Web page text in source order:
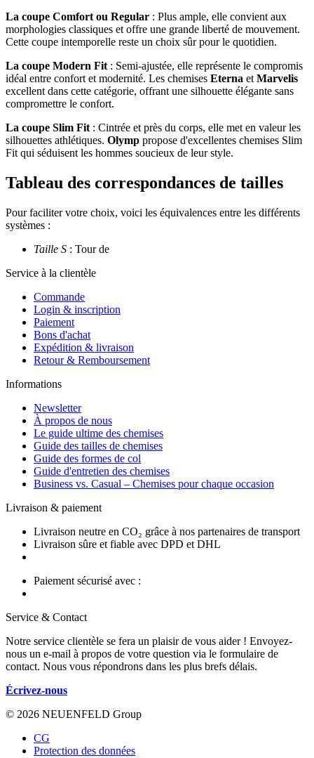
La coupe Comfort ou Regular : Plus ample, elle convient aux
morphologies classiques et offre une grande liberté de mouvement.
Cette coupe intemporelle reste un choix sûr pour le quotidien.
La coupe Modern Fit : Semi-ajustée, elle représente le compromis
idéal entre confort et modernité. Les chemises Eterna et Marvelis
excellent dans cette catégorie, offrant une silhouette élégante sans
compromettre le confort.
La coupe Slim Fit : Cintrée et près du corps, elle met en valeur les
silhouettes athlétiques. Olymp propose d'excellentes chemises Slim
Fit qui séduisent les hommes soucieux de leur style.
Tableau des correspondances de tailles
Pour faciliter votre choix, voici les équivalences entre les différents
systèmes :
Taille S : Tour de
Service à la clientèle
Commande
Login & inscription
Paiement
Bons d'achat
Expédition & livraison
Retour & Remboursement
Informations
Newsletter
À propos de nous
Le guide ultime des chemises
Guide des tailles de chemises
Guide des formes de col
Guide d'entretien des chemises
Business vs. Casual – Chemises pour chaque occasion
Livraison & paiement
Livraison neutre en CO₂ grâce à nos partenaires de transport
Livraison sûre et fiable avec DPD et DHL
Paiement sécurisé avec :
Service & Contact
Notre service clientèle se fera un plaisir de vous aider ! Envoyez-
nous un e-mail à propos de votre question via le formulaire de
contact. Nous vous répondrons dans les plus brefs délais.
Écrivez-nous
© 2026 NEUENFELD Group
CG
Protection des données